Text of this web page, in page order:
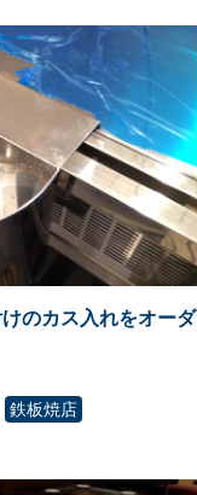
のカス入れをオーダ
鉄板焼店